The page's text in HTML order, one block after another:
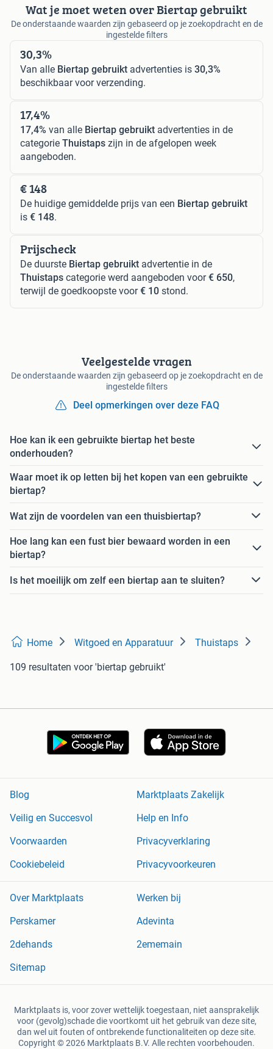
Wat je moet weten over Biertap gebruikt
De onderstaande waarden zijn gebaseerd op je zoekopdracht en de
ingestelde filters
30,3%
Van alle Biertap gebruikt advertenties is 30,3%
beschikbaar voor verzending.
17,4%
17,4% van alle Biertap gebruikt advertenties in de
categorie Thuistaps zijn in de afgelopen week
aangeboden.
€ 148
De huidige gemiddelde prijs van een Biertap gebruikt
is € 148.
Prijscheck
De duurste Biertap gebruikt advertentie in de
Thuistaps categorie werd aangeboden voor€ 650,
terwijl de goedkoopste voor€ 10 stond.
Veelgestelde vragen
De onderstaande waarden zijn gebaseerd op je zoekopdracht en de
ingestelde filters
Deel opmerkingen over deze FAQ
Hoe kan ik een gebruikte biertap het beste
onderhouden?
Waar moet ik op letten bij het kopen van een gebruikte
biertap?
Wat zijn de voordelen van een thuisbiertap?
Hoe lang kan een fust bier bewaard worden in een
biertap?
Is het moeilijk om zelf een biertap aan te sluiten?
Home Witgoed en Apparatuur Thuistaps
109 resultaten voor 'biertap gebruikt'
Blog
Marktplaats Zakelijk
Veilig en Succesvol
Help en Info
Voorwaarden
Privacyverklaring
Cookiebeleid
Privacyvoorkeuren
Over Marktplaats
Werken bij
Perskamer
Adevinta
2dehands
2ememain
Sitemap
Marktplaats is, voor zover wettelijk toegestaan, niet aansprakelijk
voor (gevolg)schade die voortkomt uit het gebruik van deze site,
dan wel uit fouten of ontbrekende functionaliteiten op deze site.
Copyright © 2026 Marktplaats B.V. Alle rechten voorbehouden.